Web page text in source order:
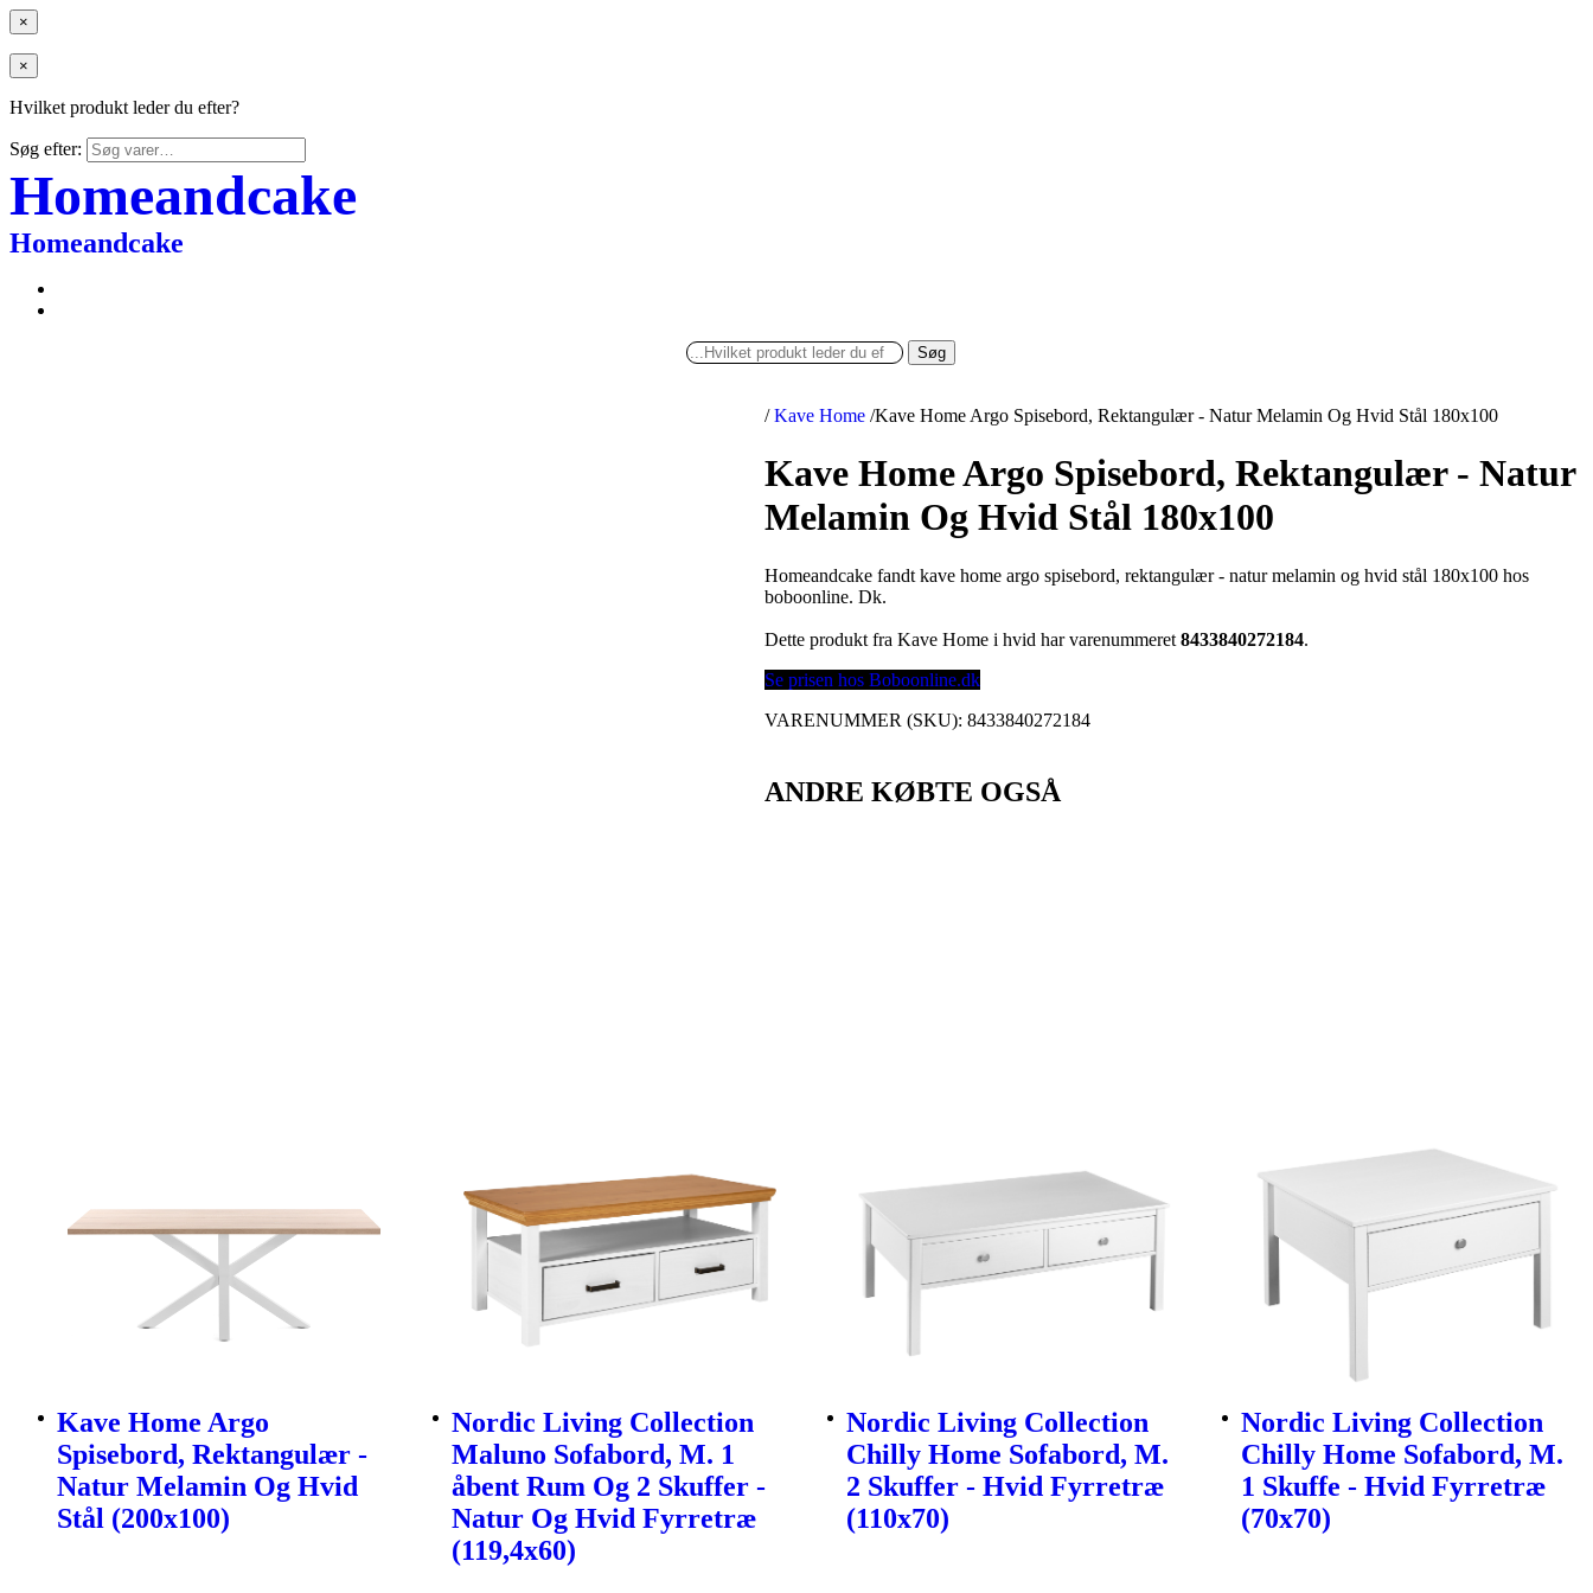
×
×
Hvilket produkt leder du efter?
Søg efter:
Homeandcake
Homeandcake
Søg
/ Kave Home /Kave Home Argo Spisebord, Rektangulær - Natur Melamin Og Hvid Stål 180x100
Kave Home Argo Spisebord, Rektangulær - Natur
Melamin Og Hvid Stål 180x100
Homeandcake fandt kave home argo spisebord, rektangulær - natur melamin og hvid stål 180x100 hos
boboonline. Dk.
Dette produkt fra Kave Home i hvid har varenummeret8433840272184.
Se prisen hos Boboonline.dk
VARENUMMER (SKU):8433840272184
ANDRE KØBTE OGSÅ
Kave Home Argo
Spisebord, Rektangulær -
Natur Melamin Og Hvid
Stål (200x100)
Nordic Living Collection
Maluno Sofabord, M. 1
åbent Rum Og 2 Skuffer -
Natur Og Hvid Fyrretræ
(119,4x60)
Nordic Living Collection
Chilly Home Sofabord, M.
2 Skuffer - Hvid Fyrretræ
(110x70)
Nordic Living Collection
Chilly Home Sofabord, M.
1 Skuffe - Hvid Fyrretræ
(70x70)